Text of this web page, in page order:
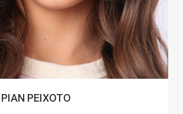
PEIXOTO